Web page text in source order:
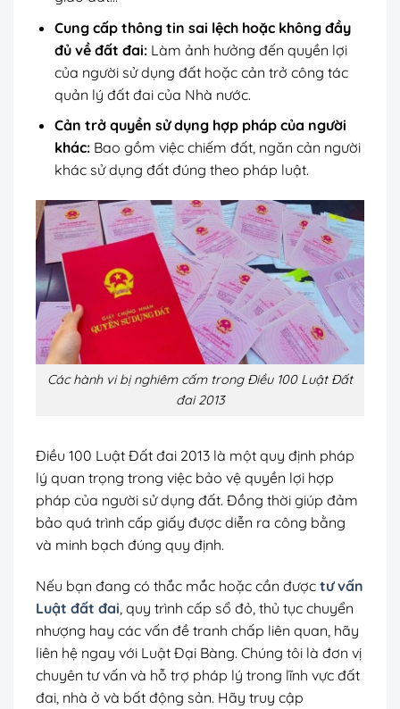
Cung cấp thông tin sai lệch hoặc không đầy
đủ về đất đai: Làm ảnh hưởng đến quyền lợi
của người sử dụng đất hoặc cản trở công tác
quản lý đất đai của Nhà nước.
Cản trở quyền sử dụng hợp pháp của người
khác:Bao gồm việc chiếm đất, ngăn cản người
khác sử dụng đất đúng theo pháp luật.
Các hành vi bị nghiêm cấm trong Điều 100 Luật Đất
đai 2013
Điều 100 Luật Đất đai 2013 là một quy định pháp
lý quan trọng trong việc bảo vệ quyền lợi hợp
pháp của người sử dụng đất. Đồng thời giúp đảm
bảo quá trình cấp giấy được diễn ra công bằng
và minh bạch đúng quy định.
Nếu bạn đang có thắc mắc hoặc cần được tư vấn
Luật đất đai , quy trình cấp sổ đỏ, thủ tục chuyển
nhượng hay các vấn đề tranh chấp liên quan, hãy
liên hệ ngay với Luật Đại Bàng. Chúng tôi là đơn vị
chuyên tư vấn và hỗ trợ pháp lý trong lĩnh vực đất
đai, nhà ở và bất động sản. Hãy truy cập